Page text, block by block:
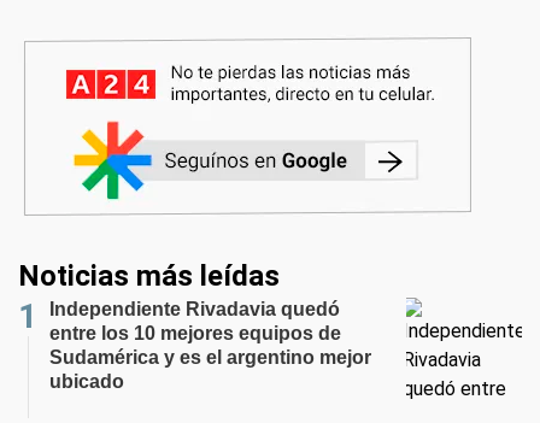
Noticias más leídas
Independiente Rivadavia quedó
entre los 10 mejores equipos de
Sudamérica y es el argentino mejor
ubicado